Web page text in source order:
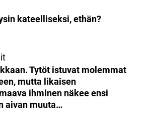
kateelliseksi, ethän?
Tytöt istuvat molemmat
mutta likaisen
ihminen näkee ensi
aivan muuta…